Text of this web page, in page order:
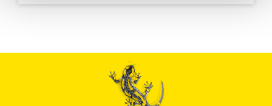
avec d'autres informations que vous leur avez fournies